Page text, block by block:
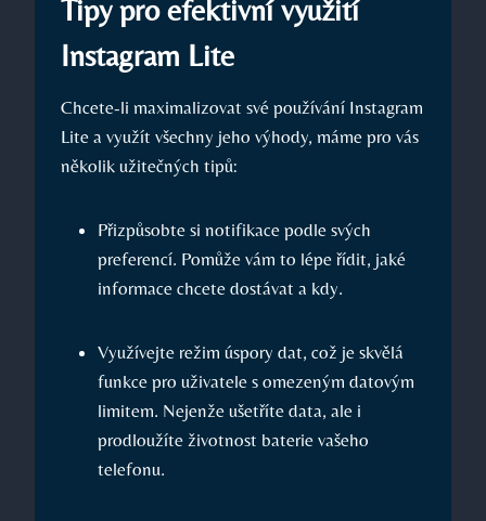
Tipy pro efektivní využití
Instagram Lite
Chcete-li maximalizovat své používání Instagram
Lite a využít všechny jeho výhody, máme pro vás
několik užitečných tipů:
Přizpůsobte si notifikace podle svých
preferencí. Pomůže vám to lépe řídit, jaké
informace chcete dostávat a kdy.
Využívejte režim úspory dat, což je skvělá
funkce pro uživatele s omezeným datovým
limitem. Nejenže ušetříte data, ale i
prodloužíte životnost baterie vašeho
telefonu.